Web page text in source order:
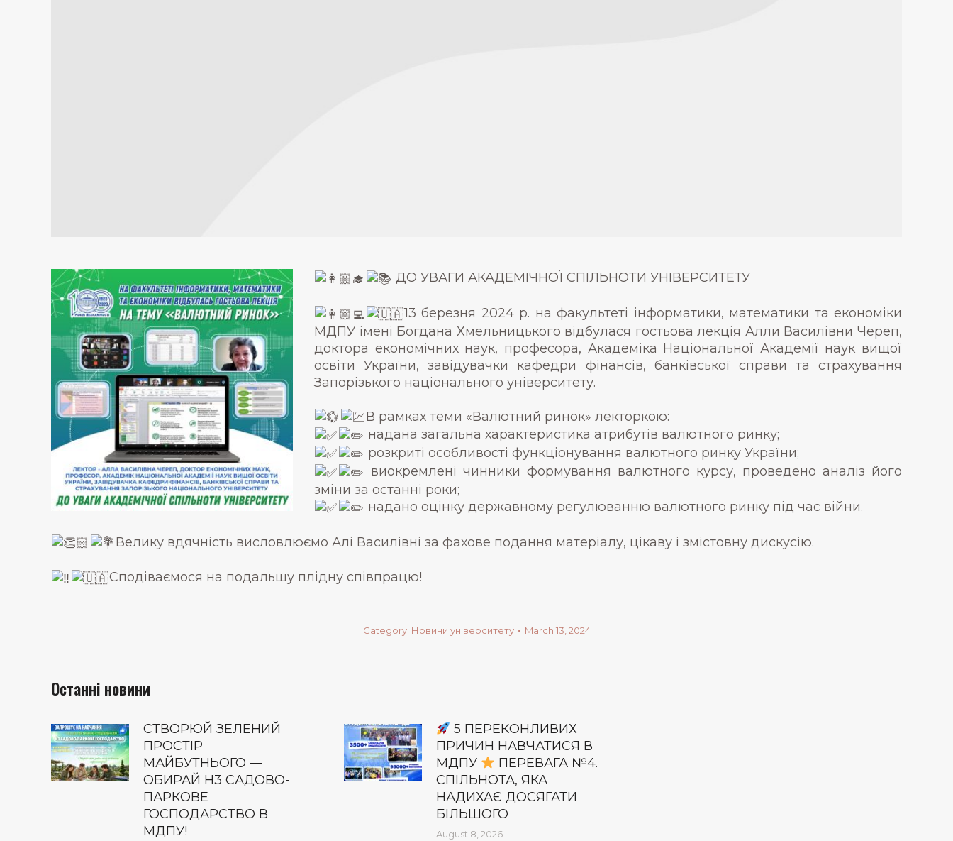
ДО УВАГИ АКАДЕМІЧНОЇ СПІЛЬНОТИ УНІВЕРСИТЕТУ
13 березня 2024 р. на факультеті інформатики, математики та економіки
МДПУ імені Богдана Хмельницького відбулася гостьова лекція Алли Василівни Череп,
доктора економічних наук, професора, Академіка Національної Академії наук вищої
освіти України, завідувачки кафедри фінансів, банківської справи та страхування
Запорізького національного університету.
В рамках теми «Валютний ринок» лекторкою:
надана загальна характеристика атрибутів валютного ринку;
розкриті особливості функціонування валютного ринку України;
виокремлені чинники формування валютного курсу, проведено аналіз його
зміни за останні роки;
надано оцінку державному регулюванню валютного ринку під час війни.
Велику вдячність висловлюємо Алі Василівні за фахове подання матеріалу, цікаву і змістовну дискусію.
Сподіваємося на подальшу плідну співпрацю!
Category: Новини університету March 13, 2024
Останні новини
СТВОРЮЙ ЗЕЛЕНИЙ
ПРОСТІР
МАЙБУТНЬОГО —
ОБИРАЙ Н3 САДОВО-
ПАРКОВЕ
ГОСПОДАРСТВО В
МДПУ!
5 ПЕРЕКОНЛИВИХ
ПРИЧИН НАВЧАТИСЯ В
МДПУ
ПЕРЕВАГА №4.
СПІЛЬНОТА, ЯКА
НАДИХАЄ ДОСЯГАТИ
БІЛЬШОГО
August 8, 2026